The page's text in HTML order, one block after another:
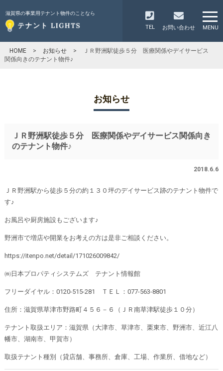
滋賀県の事業用テナント物件のことなら
TEL お問い合わせ MENU
HOME > お知らせ >
ＪＲ野洲駅徒歩５分 医療関係やデイサービス
関係向きのテナント物件♪
お知らせ
ＪＲ野洲駅徒歩５分 医療関係やデイサービス関係向き
のテナント物件♪
2018.6.6
ＪＲ野洲駅から徒歩５分の約１３０坪のデイサービス跡のテナント物件で
す♪
お風呂や厨房施設もございます♪
野洲市で増店や開業をお考えの方は是非ご相談ください。
https://itenpo.net/detail/171026009842/
㈱日本プロパティシステムズ テナント情報館
フリーダイヤル：0120-515-281 ＴＥＬ：077-563-8801
住所：滋賀県草津市野路町４５６－６（ＪＲ南草津駅徒歩１０分）
テナント取扱エリア：滋賀県（大津市、草津市、栗東市、野洲市、近江八
幡市、湖南市、甲賀市）
取扱テナント種別（貸店舗、事務所、倉庫、工場、作業所、借地など）